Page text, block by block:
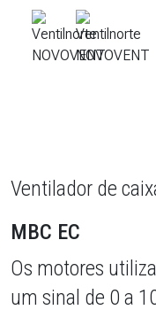
Ventilador de
MBC EC
Os motores
um sinal de 0 a